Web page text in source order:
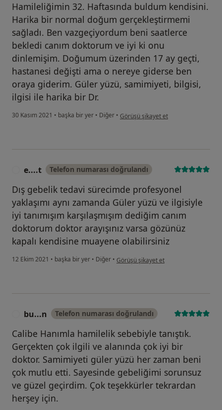
Hamileliğimin 32. Haftasında buldum kendisini.
Harika bir normal doğum gerçekleştirmemi
sağladı. Ben vazgeçiyordum beni saatlerce
bekledi canım doktorum ve iyi ki onu
dinlemişim. Doğumum üzerinden 17 ay geçti,
hastanesi değişti ama o nereye giderse ben
oraya giderim. Güler yüzü, samimiyeti, bilgisi,
ilgisi ile harika bir Dr.
30 Kasım 2021 • başka bir yer • Diğer • kullanıcının görüşüne göre n.....
Görüşü şikayet et
e....t Telefon numarası doğrulandı
Dış gebelik tedavi sürecimde profesyonel
yaklaşımı aynı zamanda Güler yüzü ve ilgisiyle
iyi tanımışım karşılaşmışım dediğim canım
doktorum doktor arayışınız varsa gözünüz
kapalı kendisine muayene olabilirsiniz
12 Ekim 2021 • başka bir yer • Diğer • kullanıcının görüşüne göre e....t
Görüşü şikayet et
bu...n Telefon numarası doğrulandı
Calibe Hanımla hamilelik sebebiyle tanıştık.
Gerçekten çok ilgili ve alanında çok iyi bir
doktor. Samimiyeti güler yüzü her zaman beni
çok mutlu etti. Sayesinde gebeliğimi sorunsuz
ve güzel geçirdim. Çok teşekkürler tekrardan
herşey için.